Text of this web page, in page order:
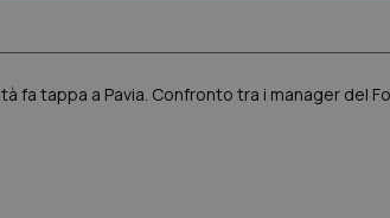
fa tappa a Pavia. Confronto tra i manager del